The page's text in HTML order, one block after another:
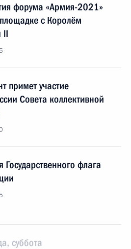
форума «Армия-2021»
с Королём
II
примет участие
Совета коллективной
флага
суббота